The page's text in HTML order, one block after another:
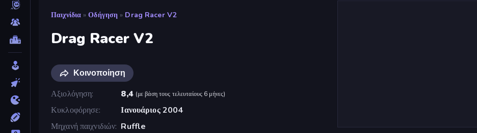
Παιχνίδια » Οδήγηση » Drag Racer V2
Drag Racer V2
Κοινοποίηση
Αξιολόγηση
8,4 (με βάση τους τελευταίους 6 μήνες)
Κυκλοφόρησε
Ιανουάριος 2004
Μηχανή παιχνιδιών Ruffle